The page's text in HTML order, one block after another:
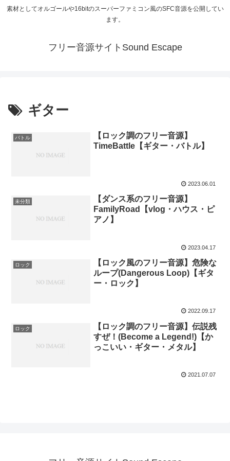
素材としてオルゴールや16bitのスーパーファミコン風のSFC音源を公開してい
ます。
フリー音源サイトSound Escape
ギター
バトル
【ロック調のフリー音源】
TimeBattle【ギター・バトル】
2023.06.01
未分類
【ダンス系のフリー音源】
FamilyRoad【vlog・ハウス・ピ
アノ】
2023.04.17
ロック
【ロック風のフリー音源】危険な
ループ(Dangerous Loop)【ギタ
ー・ロック】
2022.09.17
ロック
【ロック調のフリー音源】伝説残
すぜ！(Become a Legend!)【か
っこいい・ギター・メタル】
2021.07.07